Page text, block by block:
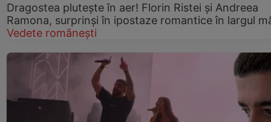
Dragostea plutește în aer! Florin Ristei și Andreea
Ramona, surprinși în ipostaze romantice în largul
Vedete românești